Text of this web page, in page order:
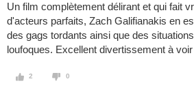
Un film complètement délirant et qui fait
d'acteurs parfaits, Zach Galifianakis en
des gags tordants ainsi que des
loufoques. Excellent divertissement à
2 0